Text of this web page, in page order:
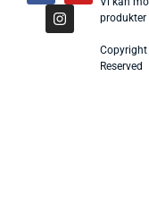
produkter
Reserved